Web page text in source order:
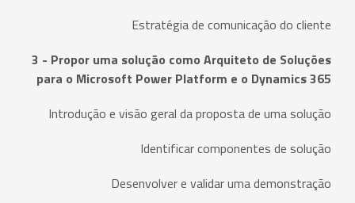
Estratégia de comunicação do cliente
3 - Propor uma solução como Arquiteto de Soluções
para o Microsoft Power Platform e o Dynamics 365
Introdução e visão geral da proposta de uma solução
Identificar componentes de solução
Desenvolver e validar uma demonstração